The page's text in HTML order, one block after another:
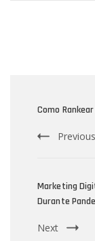
Como
Previous
Marketing
Durante
Next